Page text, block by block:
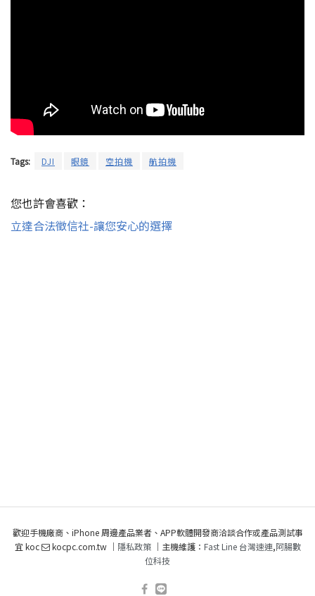
Tags: DJI 眼鏡 空拍機 航拍機
您也許會喜歡：
立達合法徵信社-讓您安心的選擇
歡迎手機廠商、iPhone 周邊產品業者、APP軟體開發商洽談合作或產品測試事
宜 koc
kocpc.com.tw ｜ 隱私政策｜主機維護： Fast Line 台灣速連,阿腸數
位科技